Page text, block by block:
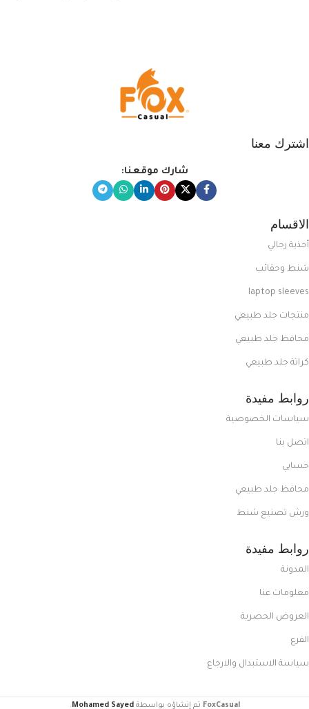
اشترك معنا
شارك موقعنا:
الاقسام
أحذية رجالي
شنط وحقائب
laptop sleeves
منتجات جلد طبيعي
محافظ جلد طبيعي
كراتة جلد طبيعي
روابط مفيدة
سياسات الخصوصية
اتصل بنا
حسابي
محافظ جلد طبيعي
ورش تصنيع شنط
روابط مفيدة
المدونة
معلومات عنا
العروض الحصرية
الفرع
سياسة الاستبدال والارجاع
FoxCasual تم إنشاؤه بواسطةMohamed Sayed
.